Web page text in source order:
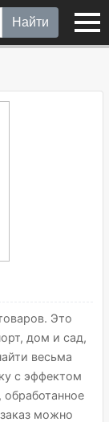
Найти
Это
дом и сад,
весьма
с эффектом
можно